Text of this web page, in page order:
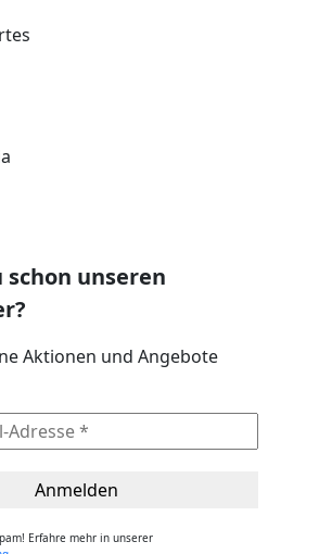
schon unseren
Aktionen und Angebote
Erfahre mehr in unserer